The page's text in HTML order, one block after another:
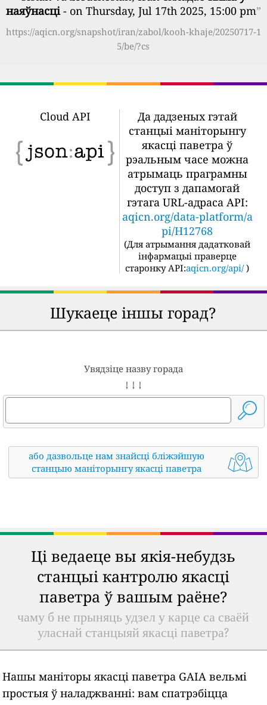
наяўнасці- on Thursday, Jul 17th 2025, 15:00 pm”
https://aqicn.org/snapshot/iran/zabol/kooh-khaje/20250717-1
5/be/?cs
Cloud API
Да дадзеных гэтай
станцыі маніторынгу
якасці паветра ў
рэальным часе можна
атрымаць праграмны
доступ з дапамогай
гэтага URL-адраса API:
aqicn.org/data-platform/a
pi/H12768
(Для атрымання дадатковай
інфармацыі праверце
старонку API:aqicn.org/api/ )
Шукаеце іншы горад?
Увядзіце назву горада
↓ ↓ ↓
або дазвольце нам знайсці бліжэйшую
станцыю маніторынгу якасці паветра
Ці ведаеце вы якія-небудзь
станцыі кантролю якасці
паветра ў вашым раёне?
чаму б не прыняць удзел у карце са сваёй
уласнай станцыяй якасці паветра?
Нашы маніторы якасці паветра GAIA вельмі
простыя ў наладжванні: вам спатрэбіцца